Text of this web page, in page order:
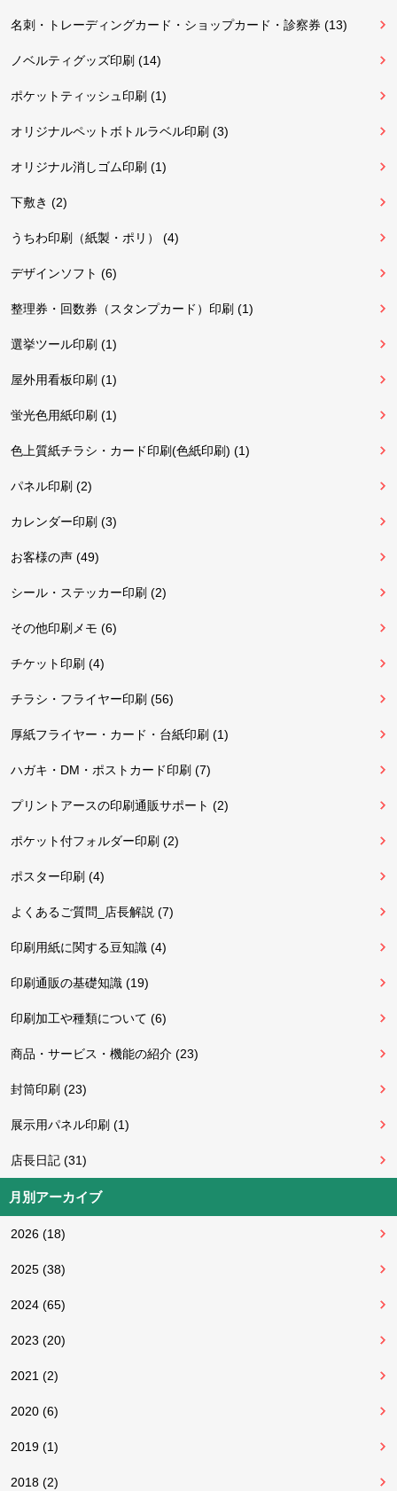
名刺・トレーディングカード・ショップカード・診察券 (13)
ノベルティグッズ印刷 (14)
ポケットティッシュ印刷 (1)
オリジナルペットボトルラベル印刷 (3)
オリジナル消しゴム印刷 (1)
下敷き (2)
うちわ印刷（紙製・ポリ） (4)
デザインソフト (6)
整理券・回数券（スタンプカード）印刷 (1)
選挙ツール印刷 (1)
屋外用看板印刷 (1)
蛍光色用紙印刷 (1)
色上質紙チラシ・カード印刷(色紙印刷) (1)
パネル印刷 (2)
カレンダー印刷 (3)
お客様の声 (49)
シール・ステッカー印刷 (2)
その他印刷メモ (6)
チケット印刷 (4)
チラシ・フライヤー印刷 (56)
厚紙フライヤー・カード・台紙印刷 (1)
ハガキ・DM・ポストカード印刷 (7)
プリントアースの印刷通販サポート (2)
ポケット付フォルダー印刷 (2)
ポスター印刷 (4)
よくあるご質問_店長解説 (7)
印刷用紙に関する豆知識 (4)
印刷通販の基礎知識 (19)
印刷加工や種類について (6)
商品・サービス・機能の紹介 (23)
封筒印刷 (23)
展示用パネル印刷 (1)
店長日記 (31)
月別アーカイブ
2026 (18)
2025 (38)
2024 (65)
2023 (20)
2021 (2)
2020 (6)
2019 (1)
2018 (2)